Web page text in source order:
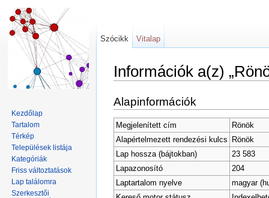
Információk a(z)
Alapinformációk
Megjelenített cím
Rönök
Alapértelmezett rendezési kulcs Rönök
Lap hossza (bájtokban)
23 583
Lapazonosító
204
Laptartalom nyelve
magyar
Szócikk Vitalap
Kezdőlap
Tartalom
Térkép
Települések listája
Kategóriák
Friss változtatások
Lap találomra
Szerkesztői